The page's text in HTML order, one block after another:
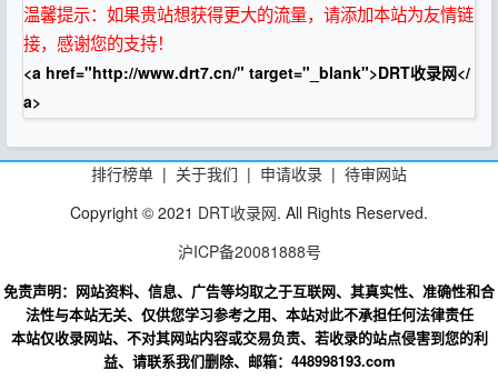
温馨提示：如果贵站想获得更大的流量，请添加本站为友情链
接，感谢您的支持！
<a href="http://www.drt7.cn/" target="_blank">DRT收录网</
a>
排行榜单 | 关于我们 | 申请收录 | 待审网站
Copyright © 2021 DRT收录网. All Rights Reserved.
沪ICP备20081888号
免责声明：网站资料、信息、广告等均取之于互联网、其真实性、准确性和合
法性与本站无关、仅供您学习参考之用、本站对此不承担任何法律责任
本站仅收录网站、不对其网站内容或交易负责、若收录的站点侵害到您的利
益、请联系我们删除、邮箱：448998193.com